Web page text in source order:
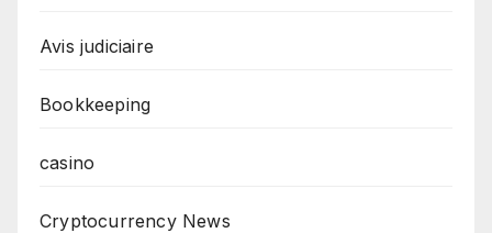
Avis judiciaire
Bookkeeping
casino
Cryptocurrency News